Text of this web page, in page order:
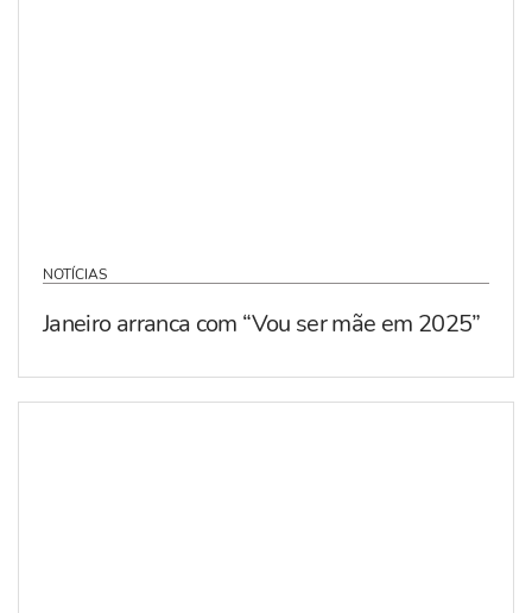
NOTÍCIAS
Janeiro arranca com “Vou ser mãe em 2025”